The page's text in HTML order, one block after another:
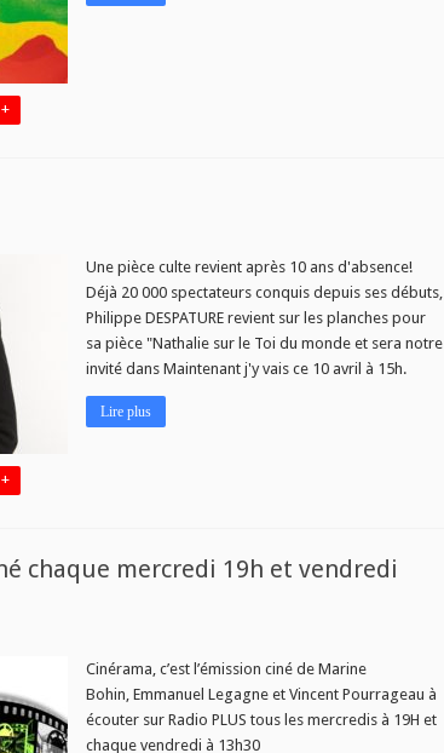
Une pièce culte revient après 10 ans d'absence!
Déjà 20 000 spectateurs conquis depuis ses débuts,
Philippe DESPATURE revient sur les planches pour
sa pièce "Nathalie sur le Toi du monde et sera notre
invité dans Maintenant j'y vais ce 10 avril à 15h.
Lire plus
chaque mercredi 19h et vendredi
Cinérama, c’est l’émission ciné de Marine
Bohin, Emmanuel Legagne et Vincent Pourrageau à
écouter sur Radio PLUS tous les mercredis à 19H et
chaque vendredi à 13h30